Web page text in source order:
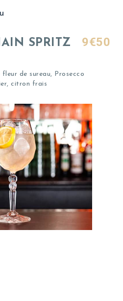
SPRITZ
9€50
de sureau, Prosecco
citron frais